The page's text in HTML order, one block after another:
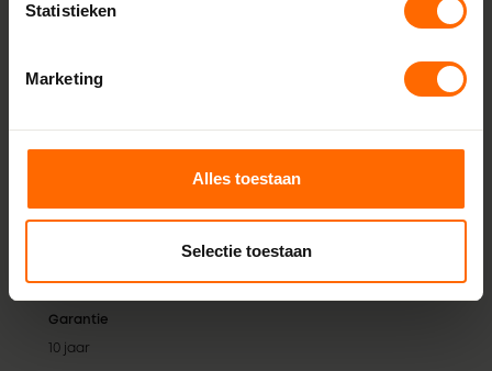
Statistieken
Marketing
Alles toestaan
Selectie toestaan
Tot geluidsklasse 5
Garantie
10 jaar